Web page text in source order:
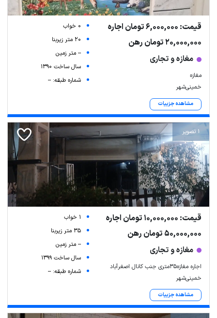
قیمت: 6,000,000 تومان اجاره
20,000,000 تومان رهن
مغازه و تجاری
مغازه
خمینی‌شهر
مشاهده جزییات
0 خواب
20 متر زیربنا
-- متر زمین
سال ساخت 1390
شماره طبقه: --
1 تصویر
قیمت: 10,000,000 تومان اجاره
50,000,000 تومان رهن
مغازه و تجاری
اجاره مغازه۳۵متری جنب کانال اصغرآباد
خمینی‌شهر
مشاهده جزییات
1 خواب
35 متر زیربنا
-- متر زمین
سال ساخت 1399
شماره طبقه: --